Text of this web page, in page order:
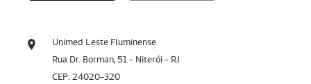
Unimed Leste Fluminense
Rua Dr. Borman, 51 - Niterói - RJ
CEP: 24020-320